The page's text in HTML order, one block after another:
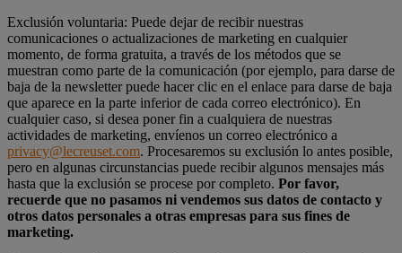
Exclusión voluntaria: Puede dejar de recibir nuestras
comunicaciones o actualizaciones de marketing en cualquier
momento, de forma gratuita, a través de los métodos que se
muestran como parte de la comunicación (por ejemplo, para darse de
baja de la newsletter puede hacer clic en el enlace para darse de baja
que aparece en la parte inferior de cada correo electrónico). En
cualquier caso, si desea poner fin a cualquiera de nuestras
actividades de marketing, envíenos un correo electrónico a
privacy@lecreuset.com. Procesaremos su exclusión lo antes posible,
pero en algunas circunstancias puede recibir algunos mensajes más
hasta que la exclusión se procese por completo. Por favor,
recuerde que no pasamos ni vendemos sus datos de contacto y
otros datos personales a otras empresas para sus fines de
marketing.